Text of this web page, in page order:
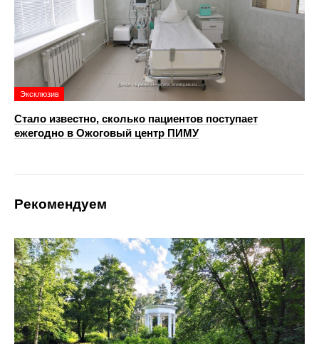
Эксклюзив
Стало известно, сколько пациентов поступает
ежегодно в Ожоговый центр ПИМУ
Рекомендуем